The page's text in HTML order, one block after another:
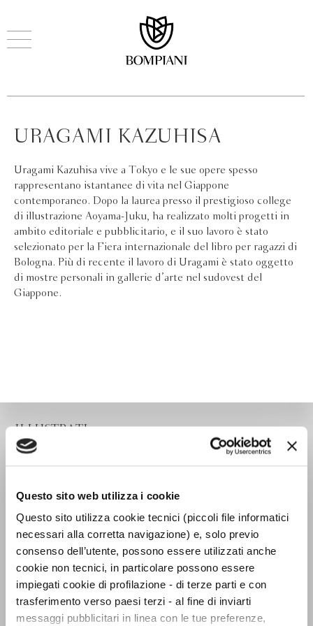
Questo sito web utilizza i cookie
Questo sito utilizza cookie tecnici (piccoli file informatici
necessari alla corretta navigazione) e, solo previo
consenso dell’utente, possono essere utilizzati anche
cookie non tecnici, in particolare possono essere
impiegati cookie di profilazione - di terze parti e con
trasferimento verso paesi terzi - al fine di inviarti
messaggi pubblicitari in linea con le tue preferenze,
URAGAMI KAZUHISA
Uragami Kazuhisa vive a Tokyo e le sue opere spesso
rappresentano istantanee di vita nel Giappone
contemporaneo. Dopo la laurea presso il prestigioso college
di illustrazione Aoyama-Juku, ha realizzato molti progetti in
ambito editoriale e pubblicitario, e il suo lavoro è stato
selezionato per la Fiera internazionale del libro per ragazzi di
Bologna. Più di recente il lavoro di Uragami è stato oggetto
di mostre personali in gallerie d’arte nel sudovest del
Giappone.
ILLUSTRATI